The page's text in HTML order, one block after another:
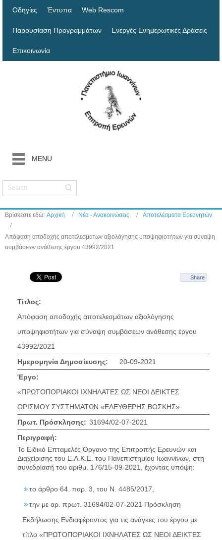
Οδηγίες Έντυπα Web Rescom
Παρουσίαση Προγραμμάτων Ενεργές Ενημερωτικές Δράσεις
Επικοινωνία
MENU
Βρίσκεστε εδώ: Αρχική Νέα - Ανακοινώσεις Αποτελέσματα Ερευνητών
Απόφαση αποδοχής αποτελεσμάτων αξιολόγησης υποψηφιοτήτων για σύναψη
συμβάσεων ανάθεσης έργου 43992/2021
Share
Τίτλος:
Απόφαση αποδοχής αποτελεσμάτων αξιολόγησης
υποψηφιοτήτων για σύναψη συμβάσεων ανάθεσης έργου
43992/2021
Ημερομηνία Δημοσίευσης:
20-09-2021
Έργο:
«ΠΡΩΤΟΠΟΡΙΑΚΟΙ ΙΧΝΗΛΑΤΕΣ ΩΣ ΝΕΟΙ ΔΕΙΚΤΕΣ
ΟΡΙΣΜΟΥ ΣΥΣΤΗΜΑΤΩΝ «ΕΛΕΥΘΕΡΗΣ ΒΟΣΚΗΣ»
Πρωτ. Πρόσκλησης: 31694/02-07-2021
Περιγραφή:
Το Ειδικό Επταμελές Όργανο της Επιτροπής Ερευνών και
Διαχείρισης του Ε.Λ.Κ.Ε. του Πανεπιστημίου Ιωαννίνων, στη
συνεδρίασή του αριθμ. 176/15-09-2021, έχοντας υπόψη:
το άρθρο 64. παρ. 3, του Ν. 4485/2017,
την με αρ. πρωτ. 31694/02-07-2021 Πρόσκληση
Εκδήλωσης Ενδιαφέροντος για τις ανάγκες του έργου με
τίτλο «ΠΡΩΤΟΠΟΡΙΑΚΟΙ ΙΧΝΗΛΑΤΕΣ ΩΣ ΝΕΟΙ ΔΕΙΚΤΕΣ